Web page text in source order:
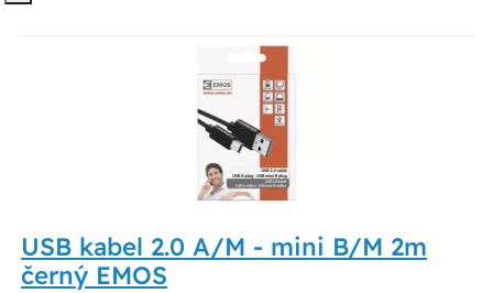
USB kabel 2.0 A/M - mini B/M 2m
černý EMOS